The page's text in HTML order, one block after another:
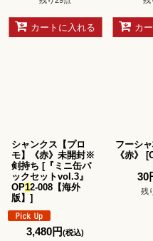
カートに入れる カ
シャンクス【プロ
モ】《赤》未開封※
剣持ち [『ミニ缶パ
ックセットvol.3』
OP12-008【海外
版】 ]
3,480円(税込)
フーシャ
《赤》
[
30
残